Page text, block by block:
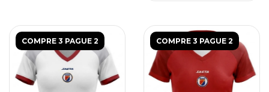
COMPRE 3 PAGUE 2 COMPRE 3 PAGUE 2